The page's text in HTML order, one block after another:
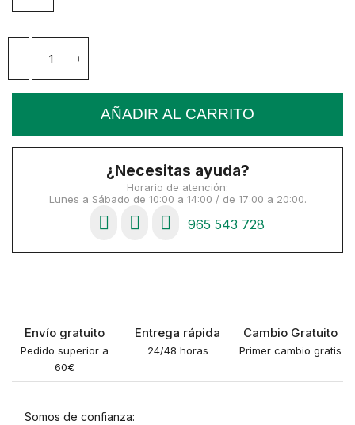
AÑADIR AL CARRITO
¿Necesitas ayuda?
Horario de atención:
Lunes a Sábado de 10:00 a 14:00 / de 17:00 a 20:00.
965 543 728
Envío gratuito
Pedido superior a
60€
Entrega rápida
24/48 horas
Cambio Gratuito
Primer cambio gratis
Somos de confianza: